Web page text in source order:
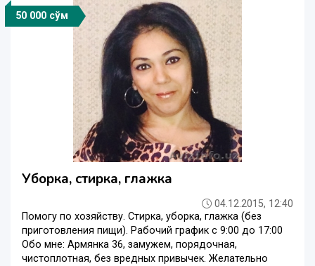
50 000 сўм
Уборка, стирка, глажка
04.12.2015, 12:40
Помогу по хозяйству. Стирка, уборка, глажка (без
приготовления пищи). Рабочий график с 9:00 до 17:00
Обо мне: Армянка 36, замужем, порядочная,
чистоплотная, без вредных привычек. Желательно